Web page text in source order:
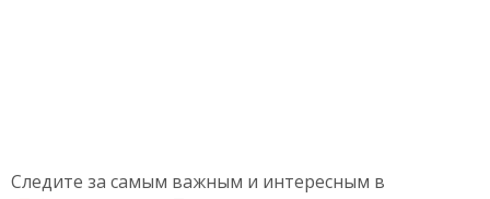
Следите за самым важным и интересным в